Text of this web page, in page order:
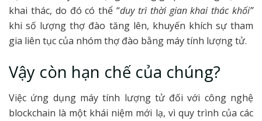
khai thác, do đó có thể “duy trì thời gian khai thác khối”
khi số lượng thợ đào tăng lên, khuyến khích sự tham
gia liên tục của nhóm thợ đào bằng máy tính lượng tử.
Vậy còn hạn chế của chúng?
Việc ứng dụng máy tính lượng tử đối với công nghệ
blockchain là một khái niệm mới lạ, vì quy trình của các